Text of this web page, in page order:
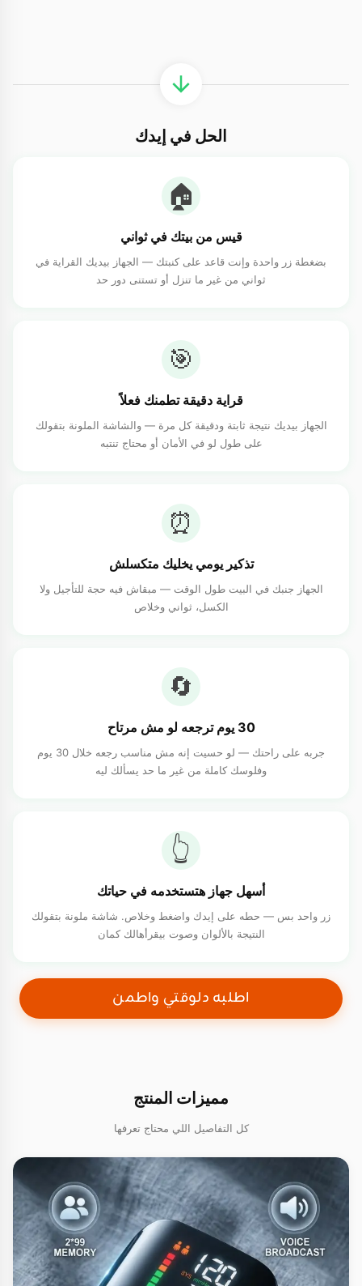
الحل في إيدك
🏠
قيس من بيتك في ثواني
بضغطة زر واحدة وإنت قاعد على كنبتك — الجهاز بيديك القراية في
ثواني من غير ما تنزل أو تستنى دور حد
🎯
قراية دقيقة تطمنك فعلاً
الجهاز بيديك نتيجة ثابتة ودقيقة كل مرة — والشاشة الملونة بتقولك
على طول لو في الأمان أو محتاج تنتبه
⏰
تذكير يومي يخليك متكسلش
الجهاز جنبك في البيت طول الوقت — مبقاش فيه حجة للتأجيل ولا
الكسل، ثواني وخلاص
🔄
30 يوم ترجعه لو مش مرتاح
جربه على راحتك — لو حسيت إنه مش مناسب رجعه خلال 30 يوم
وفلوسك كاملة من غير ما حد يسألك ليه
👆
أسهل جهاز هتستخدمه في حياتك
زر واحد بس — حطه على إيدك واضغط وخلاص. شاشة ملونة بتقولك
النتيجة بالألوان وصوت بيقرأهالك كمان
اطلبه دلوقتي واطمن
مميزات المنتج
كل التفاصيل اللي محتاج تعرفها